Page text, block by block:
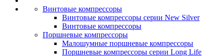
Винтовые компрессоры
Винтовые компрессоры серии New Silver
Винтовые компрессоры
Поршневые компрессоры
Малошумные поршневые компрессоры
Поршневые компрессоры серии Long Life